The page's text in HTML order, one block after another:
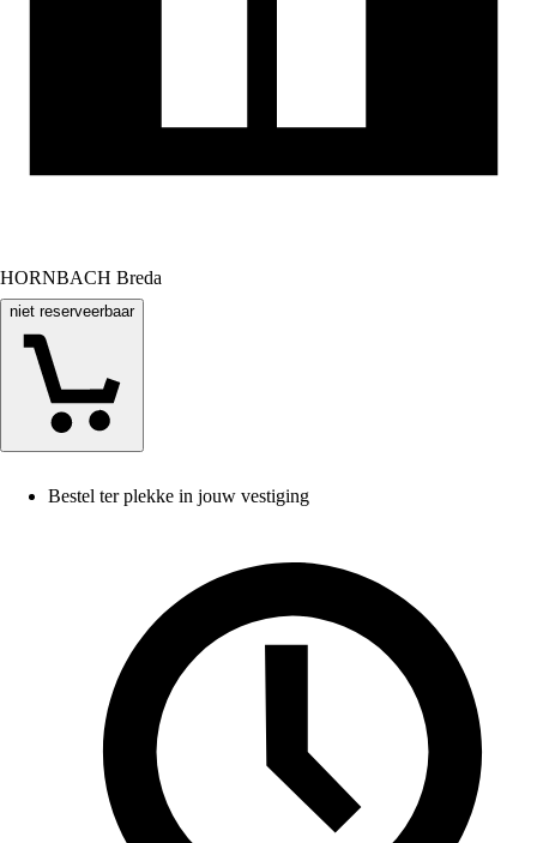
HORNBACH Breda
niet reserveerbaar
Bestel ter plekke in jouw vestiging